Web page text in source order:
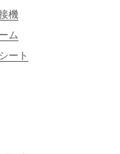
機
ム
ート